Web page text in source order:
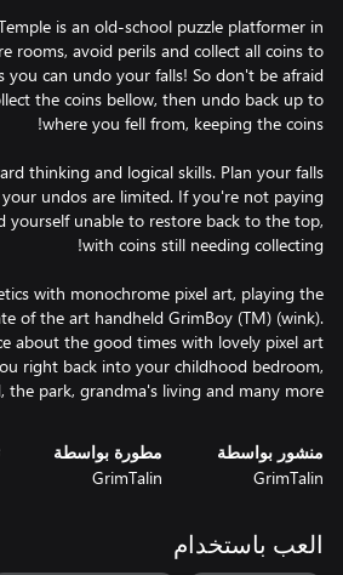
is an old-school puzzle platformer in
rooms, avoid perils and collect all coins to
you can undo your falls! So don't be afraid
the coins bellow, then undo back up to
thinking and logical skills. Plan your falls
your undos are limited. If you're not paying
yourself unable to restore back to the top,
with monochrome pixel art, playing the
of the art handheld GrimBoy (TM) (wink).
about the good times with lovely pixel art
right back into your childhood bedroom,
the park, grandma's living and many more.
منشور بواسطة
GrimTalin
مطورة بواسطة
GrimTalin
العب باستخدام